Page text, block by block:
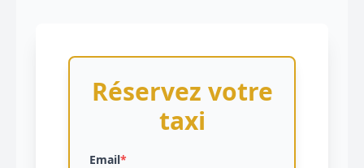
Réservez votre
taxi
Email*